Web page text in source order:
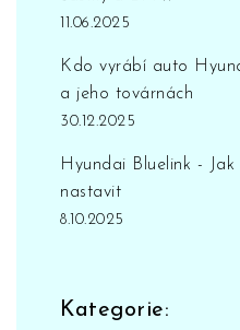
11.06.2025
Kdo vyrábí auto
a jeho továrnách
30.12.2025
Hyundai Bluelink -
nastavit
8.10.2025
Kategorie: